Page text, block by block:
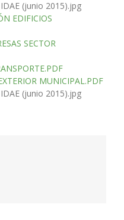
EDIFICIOS
SECTOR
MUNICIPAL.PDF